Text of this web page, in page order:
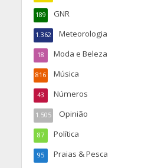
GNR
189
Meteorologia
1.362
Moda e Beleza
18
Música
816
Números
43
Opinião
1.505
Política
87
Praias & Pesca
95